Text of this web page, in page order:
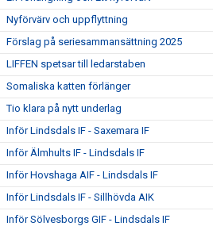
Nyförvärv och uppflyttning
Förslag på seriesammansättning 2025
LIFFEN spetsar till ledarstaben
Somaliska katten förlänger
Tio klara på nytt underlag
Inför Lindsdals IF - Saxemara IF
Inför Älmhults IF - Lindsdals IF
Inför Hovshaga AIF - Lindsdals IF
Inför Lindsdals IF - Sillhövda AIK
Inför Sölvesborgs GIF - Lindsdals IF